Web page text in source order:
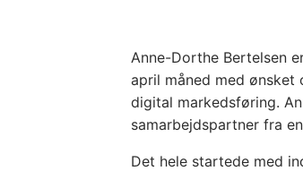
Anne-Dorthe Bertelsen
april måned med ønsket
digital markedsføring.
samarbejdspartner fra
Det hele startede med